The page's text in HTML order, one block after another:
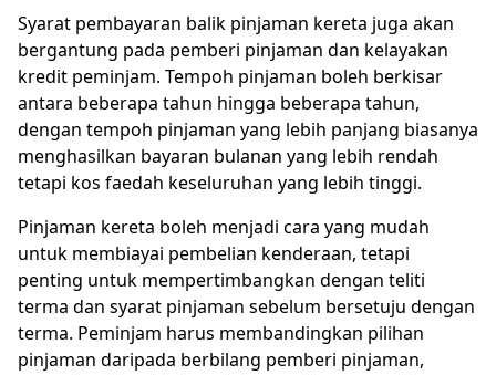
Syarat pembayaran balik pinjaman kereta juga akan
bergantung pada pemberi pinjaman dan kelayakan
kredit peminjam. Tempoh pinjaman boleh berkisar
antara beberapa tahun hingga beberapa tahun,
dengan tempoh pinjaman yang lebih panjang biasanya
menghasilkan bayaran bulanan yang lebih rendah
tetapi kos faedah keseluruhan yang lebih tinggi.
Pinjaman kereta boleh menjadi cara yang mudah
untuk membiayai pembelian kenderaan, tetapi
penting untuk mempertimbangkan dengan teliti
terma dan syarat pinjaman sebelum bersetuju dengan
terma. Peminjam harus membandingkan pilihan
pinjaman daripada berbilang pemberi pinjaman,